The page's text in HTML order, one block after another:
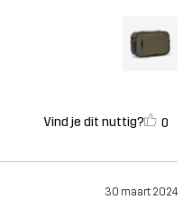
Vind je dit nuttig? 0
30 maart 2024